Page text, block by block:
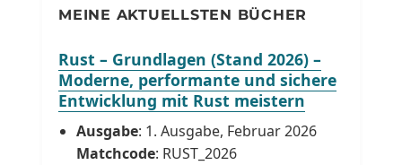
MEINE AKTUELLSTEN BÜCHER
Rust – Grundlagen (Stand 2026) –
Moderne, performante und sichere
Entwicklung mit Rust meistern
Ausgabe: 1. Ausgabe, Februar 2026
Matchcode: RUST_2026